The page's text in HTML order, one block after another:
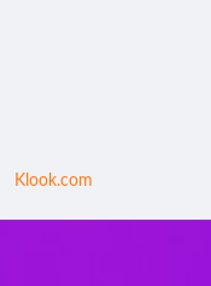
Klook.com